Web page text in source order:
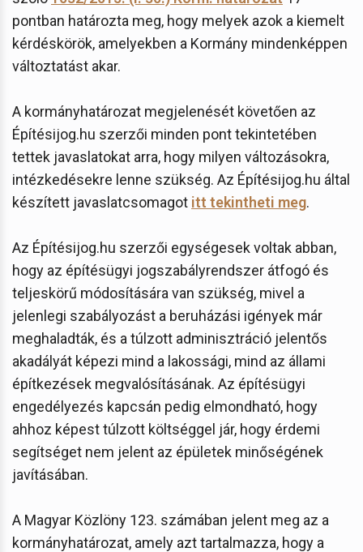
pontban határozta meg, hogy melyek azok a kiemelt
kérdéskörök, amelyekben a Kormány mindenképpen
változtatást akar.
A kormányhatározat megjelenését követően az
Építésijog.hu szerzői minden pont tekintetében
tettek javaslatokat arra, hogy milyen változásokra,
intézkedésekre lenne szükség. Az Építésijog.hu által
készített javaslatcsomagot itt tekintheti meg.
Az Építésijog.hu szerzői egységesek voltak abban,
hogy az építésügyi jogszabályrendszer átfogó és
teljeskörű módosítására van szükség, mivel a
jelenlegi szabályozást a beruházási igények már
meghaladták, és a túlzott adminisztráció jelentős
akadályát képezi mind a lakossági, mind az állami
építkezések megvalósításának. Az építésügyi
engedélyezés kapcsán pedig elmondható, hogy
ahhoz képest túlzott költséggel jár, hogy érdemi
segítséget nem jelent az épületek minőségének
javításában.
A Magyar Közlöny 123. számában jelent meg az a
kormányhatározat, amely azt tartalmazza, hogy a